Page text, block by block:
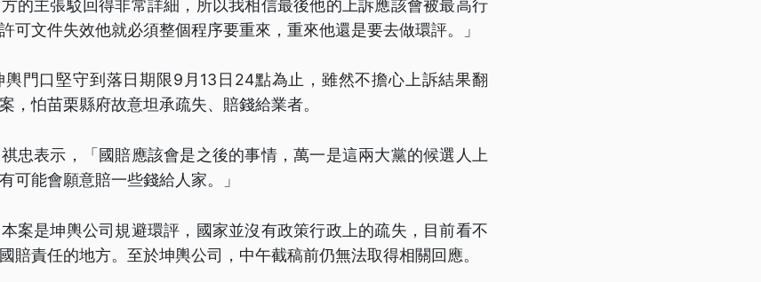
的主張駁回得非常詳細，所以我相信最後他的上訴應該會被最高行
可文件失效他就必須整個程序要重來，重來他還是要去做環評。」
輿門口堅守到落日期限9月13日24點為止，雖然不擔心上訴結果翻
，怕苗栗縣府故意坦承疏失、賠錢給業者。
忠表示，「國賠應該會是之後的事情，萬一是這兩大黨的候選人上
可能會願意賠一些錢給人家。」
案是坤輿公司規避環評，國家並沒有政策行政上的疏失，目前看不
賠責任的地方。至於坤輿公司，中午截稿前仍無法取得相關回應。